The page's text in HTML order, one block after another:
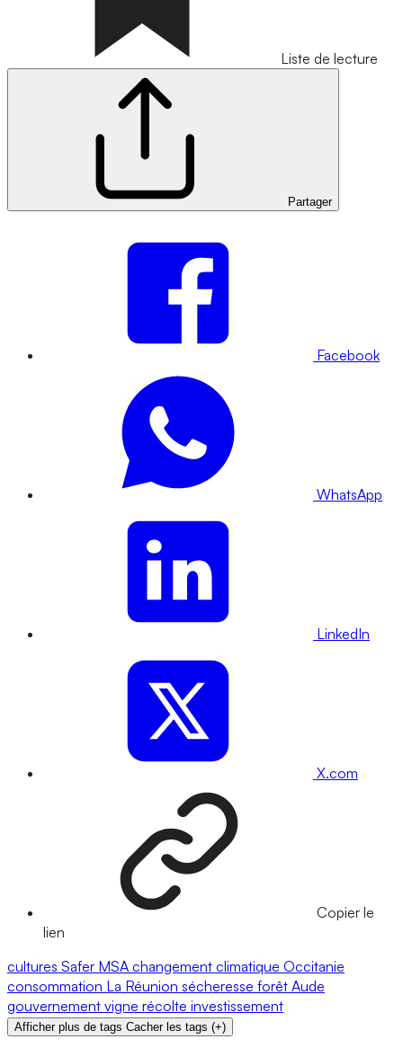
Liste de lecture
Partager
Facebook
WhatsApp
LinkedIn
X.com
Copier le
lien
cultures Safer MSA changement climatique Occitanie
consommation La Réunion sécheresse forêt Aude
gouvernement vigne récolte investissement
Afficher plus de tags Cacher les tags (+)